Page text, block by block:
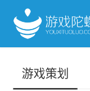
游戏策划